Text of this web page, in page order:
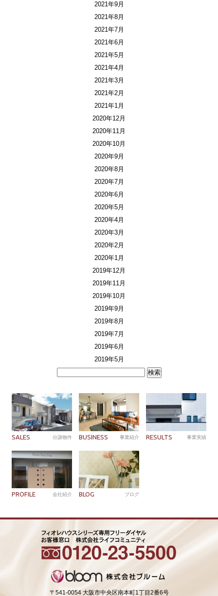
2021年9月
2021年8月
2021年7月
2021年6月
2021年5月
2021年4月
2021年3月
2021年2月
2021年1月
2020年12月
2020年11月
2020年10月
2020年9月
2020年8月
2020年7月
2020年6月
2020年5月
2020年4月
2020年3月
2020年2月
2020年1月
2019年12月
2019年11月
2019年10月
2019年9月
2019年8月
2019年7月
2019年6月
2019年5月
SALES 分譲物件 BUSINESS 事業紹介 RESULTS 事業実績
PROFILE 会社紹介 BLOG ブログ
〒541-0054 大阪市中央区南本町1丁目2番6号